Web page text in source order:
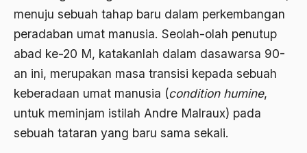
menuju sebuah tahap baru dalam perkembangan
peradaban umat manusia. Seolah-olah penutup
abad ke-20 M, katakanlah dalam dasawarsa 90-
an ini, merupakan masa transisi kepada sebuah
keberadaan umat manusia (condition humine,
untuk meminjam istilah Andre Malraux) pada
sebuah tataran yang baru sama sekali.
1982
1981
1979
1978
Adnan Buyung Nasution
Adopsi
Advisors
Aera-Europa
Afganistan